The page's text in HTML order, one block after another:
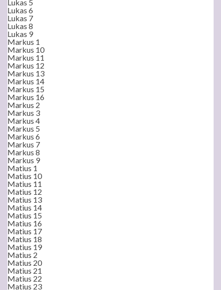
Lukas 5
Lukas 6
Lukas 7
Lukas 8
Lukas 9
Markus 1
Markus 10
Markus 11
Markus 12
Markus 13
Markus 14
Markus 15
Markus 16
Markus 2
Markus 3
Markus 4
Markus 5
Markus 6
Markus 7
Markus 8
Markus 9
Matius 1
Matius 10
Matius 11
Matius 12
Matius 13
Matius 14
Matius 15
Matius 16
Matius 17
Matius 18
Matius 19
Matius 2
Matius 20
Matius 21
Matius 22
Matius 23